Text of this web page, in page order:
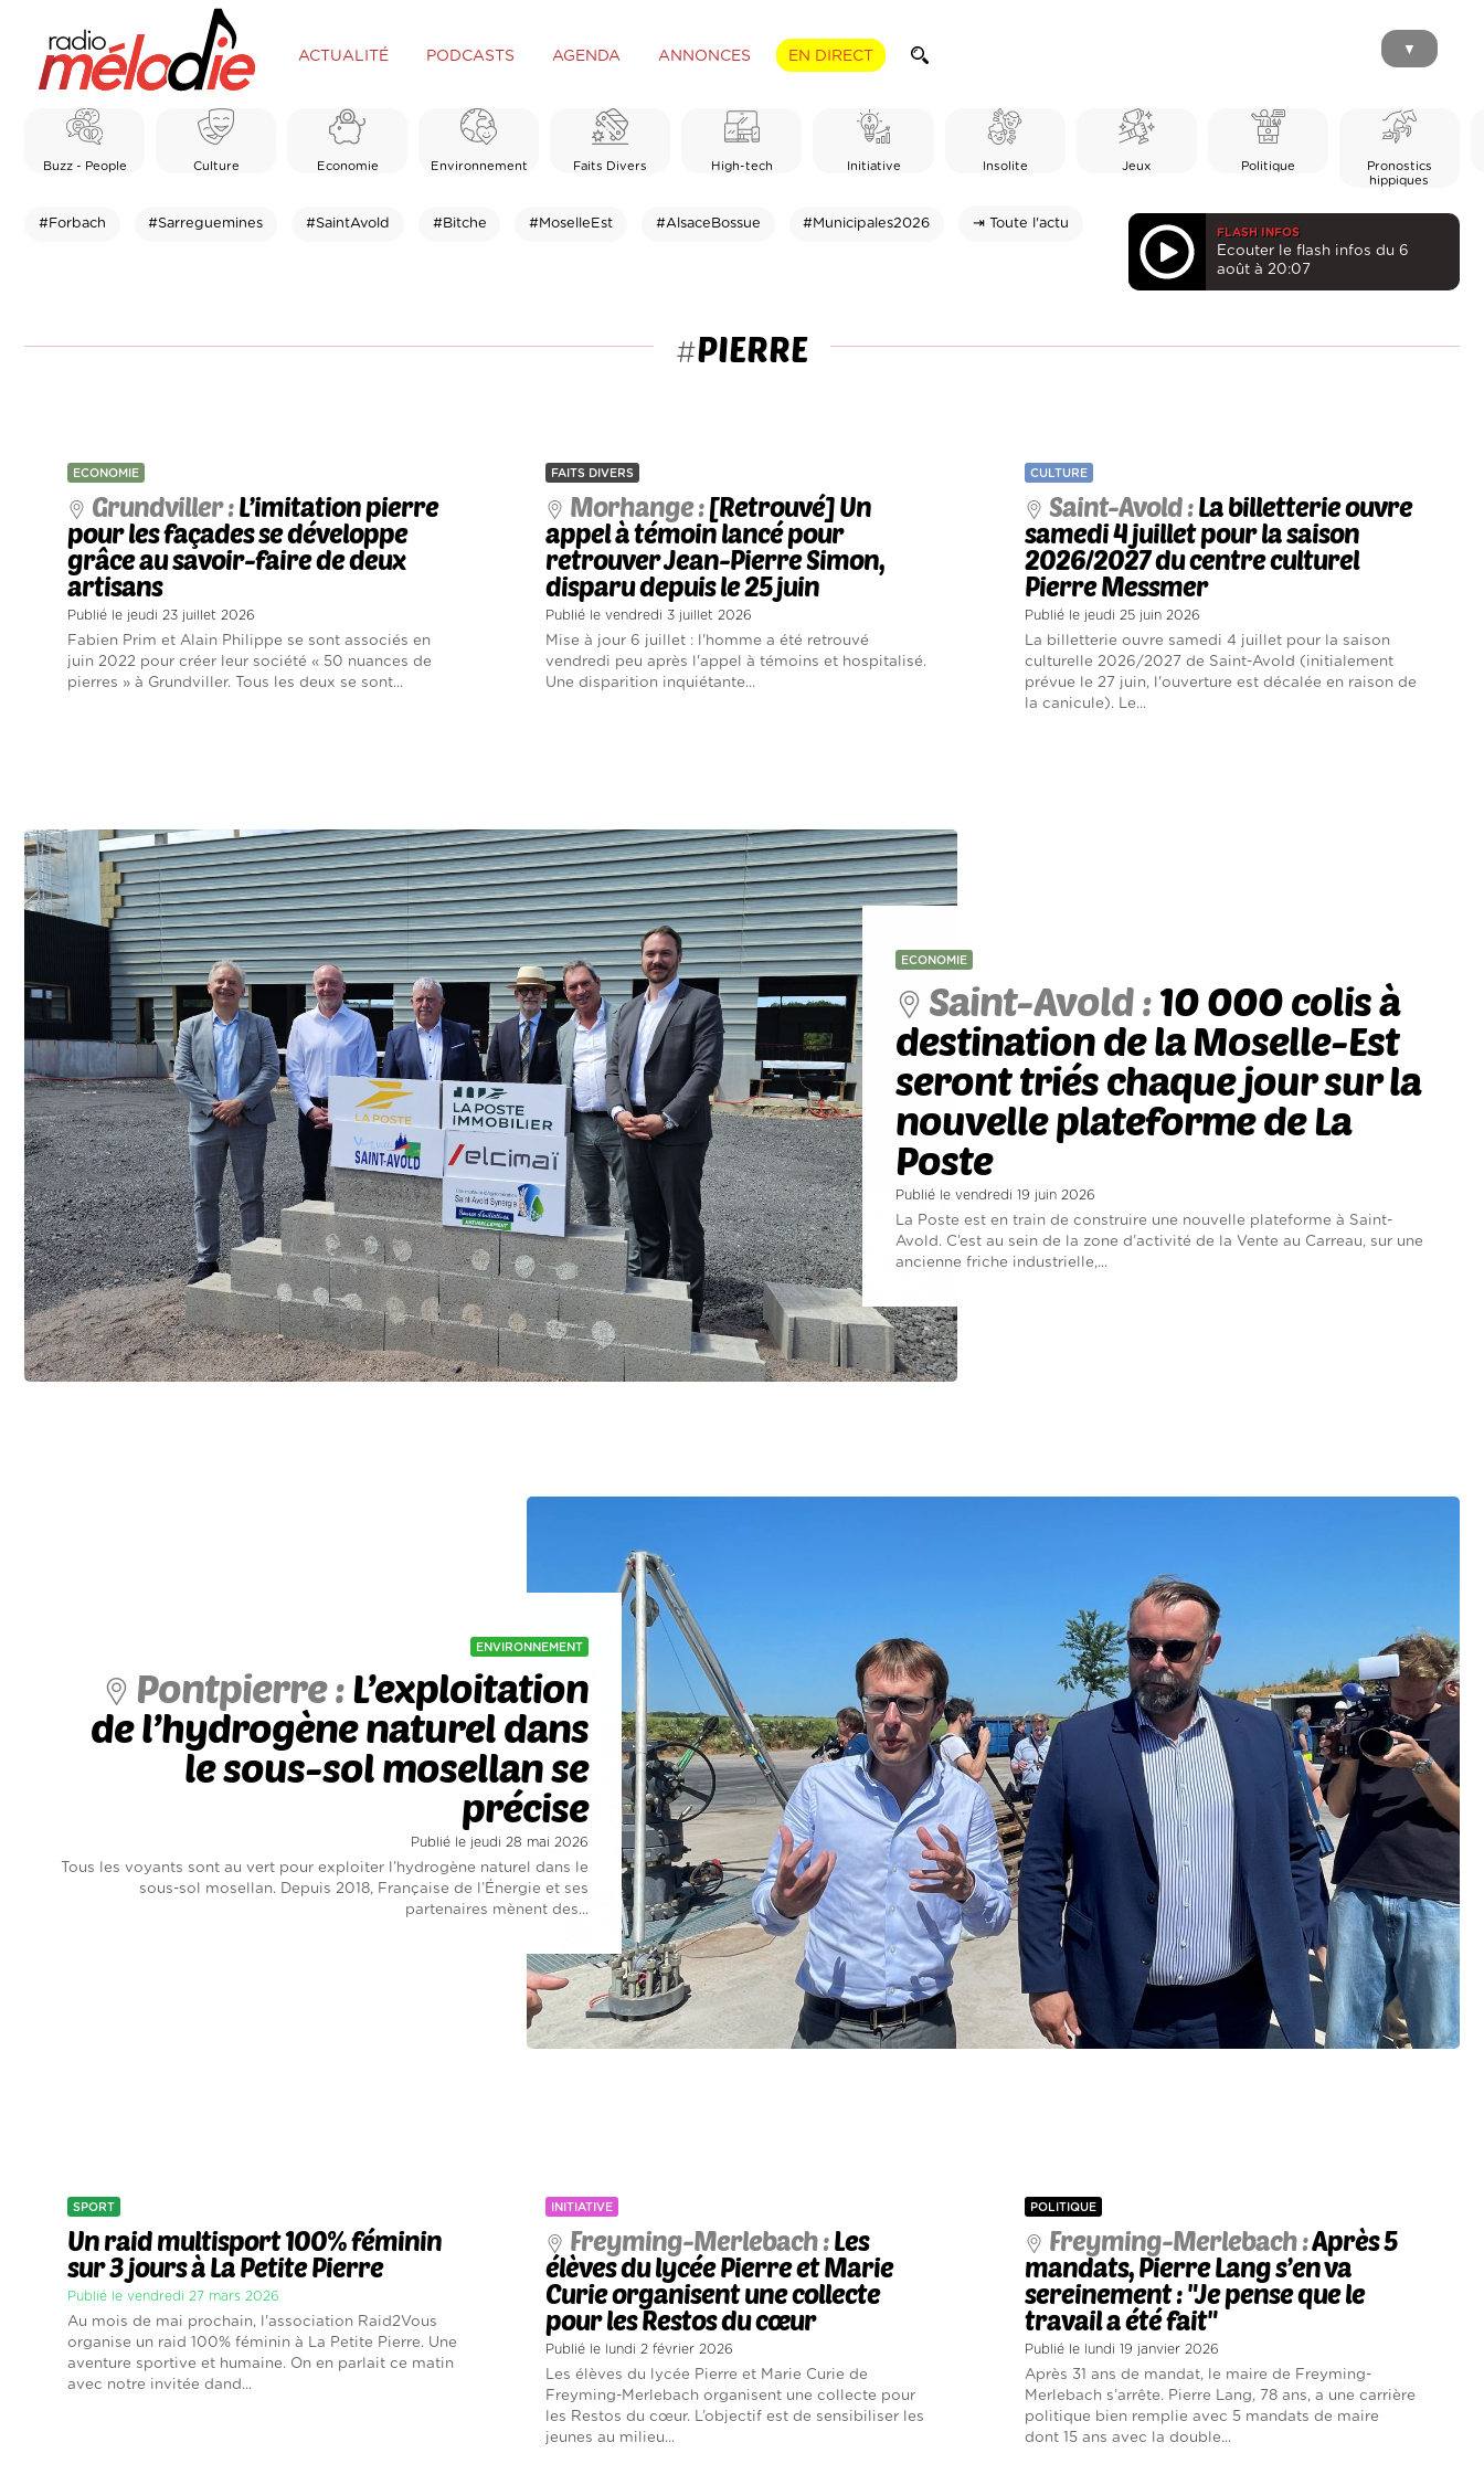
ACTUALITÉ PODCASTS AGENDA ANNONCES EN DIRECT ▼
Buzz - People Culture Economie Environnement Faits Divers High-tech Initiative Insolite Jeux Politique
Pronostics
hippiques
#Forbach #Sarreguemines #SaintAvold #Bitche #MoselleEst #AlsaceBossue #Municipales2026 ⇥ Toute l'actu
FLASH INFOS
Ecouter le flash infos du 6
août à 20:07
#PIERRE
ECONOMIE
Grundviller :L’imitation pierre
pour les façades se développe
grâce au savoir-faire de deux
artisans
Publié le jeudi 23 juillet 2026
Fabien Prim et Alain Philippe se sont associés en
juin 2022 pour créer leur société « 50 nuances de
pierres » à Grundviller. Tous les deux se sont...
FAITS DIVERS
Morhange :[Retrouvé] Un
appel à témoin lancé pour
retrouver Jean-Pierre Simon,
disparu depuis le 25 juin
Publié le vendredi 3 juillet 2026
Mise à jour 6 juillet : l'homme a été retrouvé
vendredi peu après l'appel à témoins et hospitalisé.
Une disparition inquiétante...
CULTURE
Saint-Avold :La billetterie ouvre
samedi 4 juillet pour la saison
2026/2027 du centre culturel
Pierre Messmer
Publié le jeudi 25 juin 2026
La billetterie ouvre samedi 4 juillet pour la saison
culturelle 2026/2027 de Saint-Avold (initialement
prévue le 27 juin, l'ouverture est décalée en raison de
la canicule). Le...
ECONOMIE
Saint-Avold :10 000 colis à
destination de la Moselle-Est
seront triés chaque jour sur la
nouvelle plateforme de La
Poste
Publié le vendredi 19 juin 2026
La Poste est en train de construire une nouvelle plateforme à Saint-
Avold. C’est au sein de la zone d’activité de la Vente au Carreau, sur une
ancienne friche industrielle,...
ENVIRONNEMENT
Pontpierre :L’exploitation
de l’hydrogène naturel dans
le sous-sol mosellan se
précise
Publié le jeudi 28 mai 2026
Tous les voyants sont au vert pour exploiter l’hydrogène naturel dans le
sous-sol mosellan. Depuis 2018, Française de l’Énergie et ses
partenaires mènent des...
SPORT
Un raid multisport 100% féminin
sur 3 jours à La Petite Pierre
Publié le vendredi 27 mars 2026
Au mois de mai prochain, l'association Raid2Vous
organise un raid 100% féminin à La Petite Pierre. Une
aventure sportive et humaine. On en parlait ce matin
avec notre invitée dand...
INITIATIVE
Freyming-Merlebach :Les
élèves du lycée Pierre et Marie
Curie organisent une collecte
pour les Restos du cœur
Publié le lundi 2 février 2026
Les élèves du lycée Pierre et Marie Curie de
Freyming-Merlebach organisent une collecte pour
les Restos du cœur. L’objectif est de sensibiliser les
jeunes au milieu...
POLITIQUE
Freyming-Merlebach :Après 5
mandats, Pierre Lang s’en va
sereinement : "Je pense que le
travail a été fait"
Publié le lundi 19 janvier 2026
Après 31 ans de mandat, le maire de Freyming-
Merlebach s’arrête. Pierre Lang, 78 ans, a une carrière
politique bien remplie avec 5 mandats de maire
dont 15 ans avec la double...